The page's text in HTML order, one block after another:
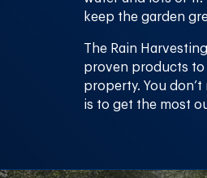
keep the garden
The Rain
proven products to
property. You
is to get the most